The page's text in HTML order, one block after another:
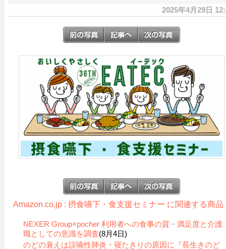
2025年4月29日
Amazon.co.jp : 摂食嚥下・食支援セミナー に関連する商品
NEXER Group×pocher 利用者への食事の質・満足度と介護
職としての意識を調査(8月4日)
のどの衰えは誤嚥性肺炎・寝たきりの原因に『長生きのど